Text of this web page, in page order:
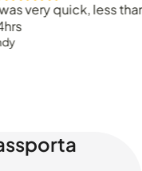
quick, less than